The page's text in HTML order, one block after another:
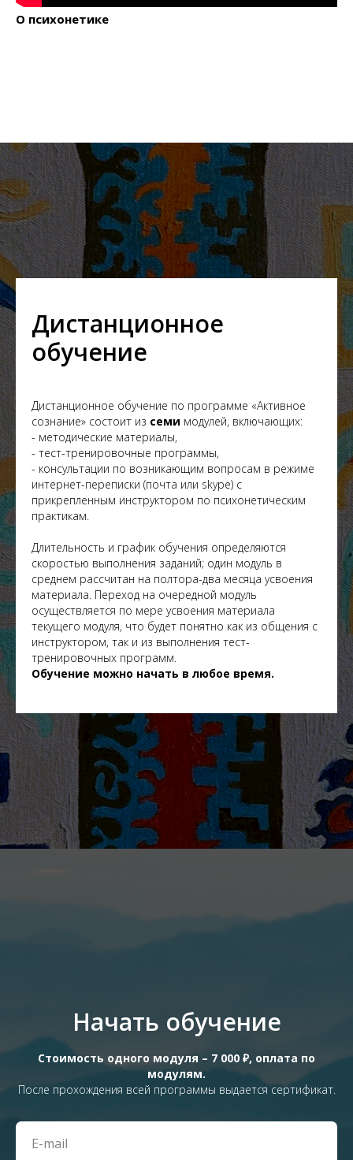
О психонетике
Дистанционное
обучение
Дистанционное обучение по программе «Активное
сознание» состоит из семи модулей, включающих:
- методические материалы,
- тест-тренировочные программы,
- консультации по возникающим вопросам в режиме
интернет-переписки (почта или skype) с
прикрепленным инструктором по психонетическим
практикам.
Длительность и график обучения определяются
скоростью выполнения заданий; один модуль в
среднем рассчитан на полтора-два месяца усвоения
материала. Переход на очередной модуль
осуществляется по мере усвоения материала
текущего модуля, что будет понятно как из общения с
инструктором, так и из выполнения тест-
тренировочных программ.
Обучение можно начать в любое время.
Начать обучение
Стоимость одного модуля – 7 000 ₽, оплата по
модулям.
После прохождения всей программы выдается сертификат.